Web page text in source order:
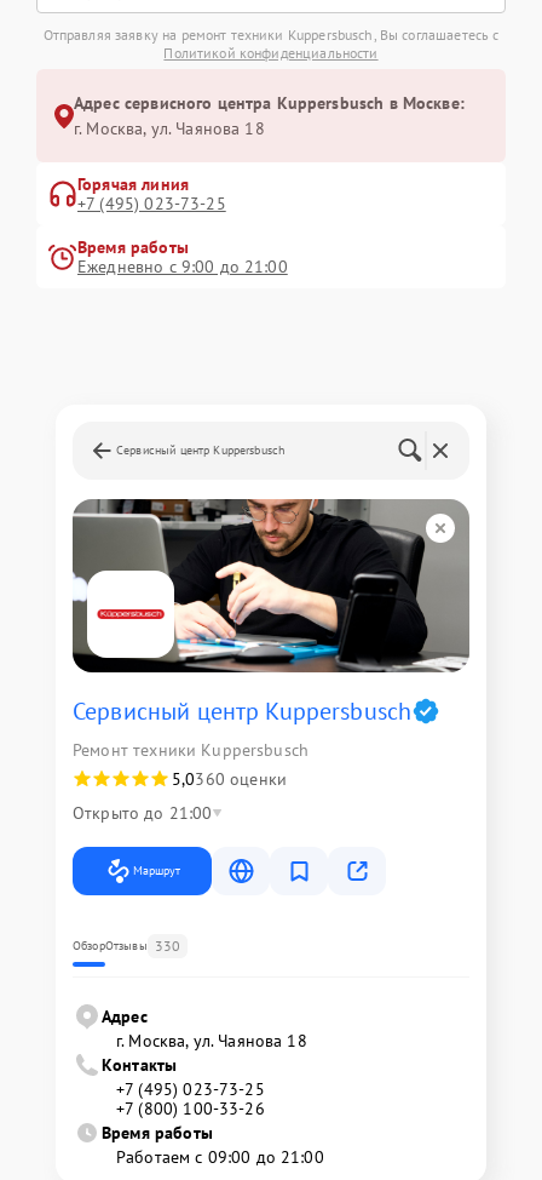
Отправляя заявку на ремонт техники Kuppersbusch, Вы соглашаетесь с
Политикой конфиденциальности
Адрес сервисного центра Kuppersbusch в Москве:
г. Москва, ул. Чаянова 18
Горячая линия
+7 (495) 023-73-25
Время работы
Ежедневно с 9:00 до 21:00
Сервисный центр Kuppersbusch
Сервисный центр Kuppersbusch
Ремонт техники Kuppersbusch
5,0360 оценки
Открыто до 21:00
Маршрут
ОбзорОтзывы 330
Адрес
г. Москва, ул. Чаянова 18
Контакты
+7 (495) 023-73-25
+7 (800) 100-33-26
Время работы
Работаем с 09:00 до 21:00